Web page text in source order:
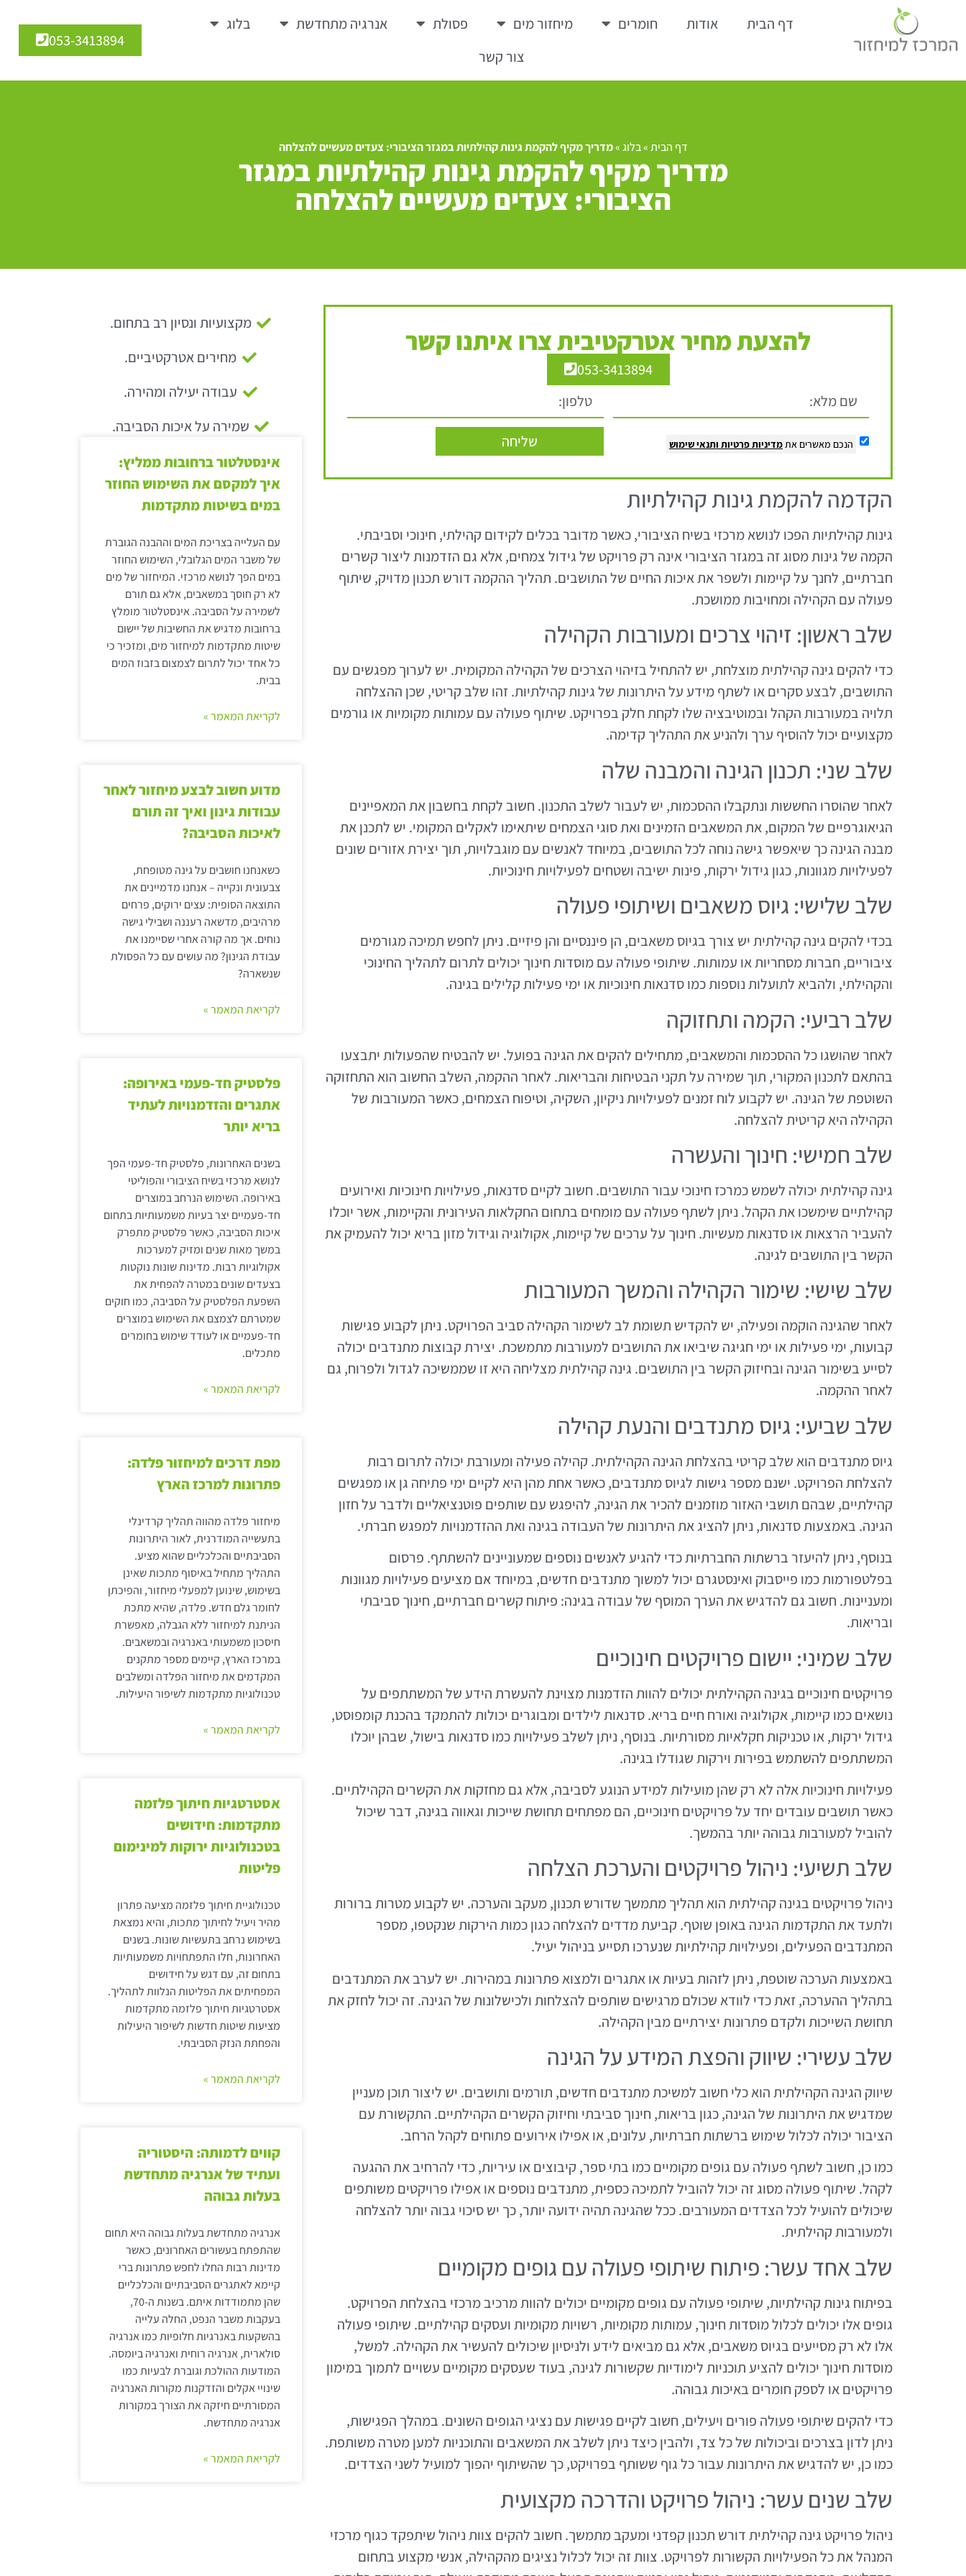
דף הבית אודות חומרים מיחזור מים פסולת אנרגיה מתחדשת
בלוג
צור קשר
053-3413894
דף הבית»בלוג»מדריך מקיף להקמת גינות קהילתיות במגזר הציבורי: צעדים מעשיים להצלחה
מדריך מקיף להקמת גינות קהילתיות במגזר
הציבורי: צעדים מעשיים להצלחה
להצעת מחיר אטרקטיבית צרו איתנו קשר
053-3413894
הנכם מאשרים אתמדיניות פרטיות ותנאי שימוש שליחה
הקדמה להקמת גינות קהילתיות
גינות קהילתיות הפכו לנושא מרכזי בשיח הציבורי, כאשר מדובר בכלים לקידום קהילתי, חינוכי וסביבתי.
הקמה של גינות מסוג זה במגזר הציבורי אינה רק פרויקט של גידול צמחים, אלא גם הזדמנות ליצור קשרים
חברתיים, לחנך על קיימות ולשפר את איכות החיים של התושבים. תהליך ההקמה דורש תכנון מדויק, שיתוף
פעולה עם הקהילה ומחויבות ממושכת.
שלב ראשון: זיהוי צרכים ומעורבות הקהילה
כדי להקים גינה קהילתית מוצלחת, יש להתחיל בזיהוי הצרכים של הקהילה המקומית. יש לערוך מפגשים עם
התושבים, לבצע סקרים או לשתף מידע על היתרונות של גינות קהילתיות. זהו שלב קריטי, שכן ההצלחה
תלויה במעורבות הקהל ובמוטיבציה שלו לקחת חלק בפרויקט. שיתוף פעולה עם עמותות מקומיות או גורמים
מקצועיים יכול להוסיף ערך ולהניע את התהליך קדימה.
שלב שני: תכנון הגינה והמבנה שלה
לאחר שהוסרו החששות ונתקבלו ההסכמות, יש לעבור לשלב התכנון. חשוב לקחת בחשבון את המאפיינים
הגיאוגרפיים של המקום, את המשאבים הזמינים ואת סוגי הצמחים שיתאימו לאקלים המקומי. יש לתכנן את
מבנה הגינה כך שיאפשר גישה נוחה לכל התושבים, במיוחד לאנשים עם מוגבלויות, תוך יצירת אזורים שונים
לפעילויות מגוונות, כגון גידול ירקות, פינות ישיבה ושטחים לפעילויות חינוכיות.
שלב שלישי: גיוס משאבים ושיתופי פעולה
בכדי להקים גינה קהילתית יש צורך בגיוס משאבים, הן פיננסיים והן פיזיים. ניתן לחפש תמיכה מגורמים
ציבוריים, חברות מסחריות או עמותות. שיתופי פעולה עם מוסדות חינוך יכולים לתרום לתהליך החינוכי
והקהילתי, ולהביא לתועלות נוספות כמו סדנאות חינוכיות או ימי פעילות קלילים בגינה.
שלב רביעי: הקמה ותחזוקה
לאחר שהושגו כל ההסכמות והמשאבים, מתחילים להקים את הגינה בפועל. יש להבטיח שהפעולות יתבצעו
בהתאם לתכנון המקורי, תוך שמירה על תקני הבטיחות והבריאות. לאחר ההקמה, השלב החשוב הוא התחזוקה
השוטפת של הגינה. יש לקבוע לוח זמנים לפעילויות ניקיון, השקיה, וטיפוח הצמחים, כאשר המעורבות של
הקהילה היא קריטית להצלחה.
שלב חמישי: חינוך והעשרה
גינה קהילתית יכולה לשמש כמרכז חינוכי עבור התושבים. חשוב לקיים סדנאות, פעילויות חינוכיות ואירועים
קהילתיים שימשכו את הקהל. ניתן לשתף פעולה עם מומחים בתחום החקלאות העירונית והקיימות, אשר יוכלו
להעביר הרצאות או סדנאות מעשיות. חינוך על ערכים של קיימות, אקולוגיה וגידול מזון בריא יכול להעמיק את
הקשר בין התושבים לגינה.
שלב שישי: שימור הקהילה והמשך המעורבות
לאחר שהגינה הוקמה ופעילה, יש להקדיש תשומת לב לשימור הקהילה סביב הפרויקט. ניתן לקבוע פגישות
קבועות, ימי פעילות או ימי חגיגה שיביאו את התושבים למעורבות מתמשכת. יצירת קבוצות מתנדבים יכולה
לסייע בשימור הגינה ובחיזוק הקשר בין התושבים. גינה קהילתית מצליחה היא זו שממשיכה לגדול ולפרוח, גם
לאחר ההקמה.
שלב שביעי: גיוס מתנדבים והנעת קהילה
גיוס מתנדבים הוא שלב קריטי בהצלחת הגינה הקהילתית. קהילה פעילה ומעורבת יכולה לתרום רבות
להצלחת הפרויקט. ישנם מספר גישות לגיוס מתנדבים, כאשר אחת מהן היא לקיים ימי פתיחה גן או מפגשים
קהילתיים, שבהם תושבי האזור מוזמנים להכיר את הגינה, להיפגש עם שותפים פוטנציאליים ולדבר על חזון
הגינה. באמצעות סדנאות, ניתן להציג את היתרונות של העבודה בגינה ואת ההזדמנויות למפגש חברתי.
בנוסף, ניתן להיעזר ברשתות החברתיות כדי להגיע לאנשים נוספים שמעוניינים להשתתף. פרסום
בפלטפורמות כמו פייסבוק ואינסטגרם יכול למשוך מתנדבים חדשים, במיוחד אם מציעים פעילויות מגוונות
ומעניינות. חשוב גם להדגיש את הערך המוסף של עבודה בגינה: פיתוח קשרים חברתיים, חינוך סביבתי
ובריאות.
שלב שמיני: יישום פרויקטים חינוכיים
פרויקטים חינוכיים בגינה הקהילתית יכולים להוות הזדמנות מצוינת להעשרת הידע של המשתתפים על
נושאים כמו קיימות, אקולוגיה ואורח חיים בריא. סדנאות לילדים ומבוגרים יכולות להתמקד בהכנת קומפוסט,
גידול ירקות, או טכניקות חקלאיות מסורתיות. בנוסף, ניתן לשלב פעילויות כמו סדנאות בישול, שבהן יוכלו
המשתתפים להשתמש בפירות וירקות שגודלו בגינה.
פעילויות חינוכיות אלה לא רק שהן מועילות למידע הנוגע לסביבה, אלא גם מחזקות את הקשרים הקהילתיים.
כאשר תושבים עובדים יחד על פרויקטים חינוכיים, הם מפתחים תחושת שייכות וגאווה בגינה, דבר שיכול
להוביל למעורבות גבוהה יותר בהמשך.
שלב תשיעי: ניהול פרויקטים והערכת הצלחה
ניהול פרויקטים בגינה קהילתית הוא תהליך מתמשך שדורש תכנון, מעקב והערכה. יש לקבוע מטרות ברורות
ולתעד את התקדמות הגינה באופן שוטף. קביעת מדדים להצלחה כגון כמות הירקות שנקטפו, מספר
המתנדבים הפעילים, ופעילויות קהילתיות שנערכו תסייע בניהול יעיל.
באמצעות הערכה שוטפת, ניתן לזהות בעיות או אתגרים ולמצוא פתרונות במהירות. יש לערב את המתנדבים
בתהליך ההערכה, זאת כדי לוודא שכולם מרגישים שותפים להצלחות ולכישלונות של הגינה. זה יכול לחזק את
תחושת השייכות ולקדם פתרונות יצירתיים מבין הקהילה.
שלב עשירי: שיווק והפצת המידע על הגינה
שיווק הגינה הקהילתית הוא כלי חשוב למשיכת מתנדבים חדשים, תורמים ותושבים. יש ליצור תוכן מעניין
שמדגיש את היתרונות של הגינה, כגון בריאות, חינוך סביבתי וחיזוק הקשרים הקהילתיים. התקשורת עם
הציבור יכולה לכלול שימוש ברשתות חברתיות, עלונים, או אפילו אירועים פתוחים לקהל הרחב.
כמו כן, חשוב לשתף פעולה עם גופים מקומיים כמו בתי ספר, קיבוצים או עיריות, כדי להרחיב את ההגעה
לקהל. שיתוף פעולה מסוג זה יכול להוביל לתמיכה כספית, מתנדבים נוספים או אפילו פרויקטים משותפים
שיכולים להועיל לכל הצדדים המעורבים. ככל שהגינה תהיה ידועה יותר, כך יש סיכוי גבוה יותר להצלחה
ולמעורבות קהילתית.
שלב אחד עשר: פיתוח שיתופי פעולה עם גופים מקומיים
בפיתוח גינות קהילתיות, שיתופי פעולה עם גופים מקומיים יכולים להוות מרכיב מרכזי בהצלחת הפרויקט.
גופים אלו יכולים לכלול מוסדות חינוך, עמותות מקומיות, רשויות מקומיות ועסקים קהילתיים. שיתופי פעולה
אלו לא רק מסייעים בגיוס משאבים, אלא גם מביאים לידע ולניסיון שיכולים להעשיר את הקהילה. למשל,
מוסדות חינוך יכולים להציע תוכניות לימודיות שקשורות לגינה, בעוד שעסקים מקומיים עשויים לתמוך במימון
פרויקטים או לספק חומרים באיכות גבוהה.
כדי להקים שיתופי פעולה פורים ויעילים, חשוב לקיים פגישות עם נציגי הגופים השונים. במהלך הפגישות,
ניתן לדון בצרכים וביכולות של כל צד, ולהבין כיצד ניתן לשלב את המשאבים והתוכניות למען מטרה משותפת.
כמו כן, יש להדגיש את היתרונות עבור כל גוף ששותף בפרויקט, כך שהשיתוף יהפוך למועיל לשני הצדדים.
שלב שנים עשר: ניהול פרויקט והדרכה מקצועית
ניהול פרויקט גינה קהילתית דורש תכנון קפדני ומעקב מתמשך. חשוב להקים צוות ניהול שיתפקד כגוף מרכזי
המנהל את כל הפעילויות הקשורות לפרויקט. צוות זה יכול לכלול נציגים מהקהילה, אנשי מקצוע בתחום
מקצועיות ונסיון רב בתחום.
מחירים אטרקטיביים.
עבודה יעילה ומהירה.
שמירה על איכות הסביבה.
אינסטלטור ברחובות ממליץ:
איך למקסם את השימוש החוזר
במים בשיטות מתקדמות
עם העלייה בצריכת המים וההבנה הגוברת
של משבר המים הגלובלי, השימוש החוזר
במים הפך לנושא מרכזי. המיחזור של מים
לא רק חוסך במשאבים, אלא גם תורם
לשמירה על הסביבה. אינסטלטור מומלץ
ברחובות מדגיש את החשיבות של יישום
שיטות מתקדמות למיחזור מים, ומזכיר כי
כל אחד יכול לתרום לצמצום בזבוז המים
בבית.
לקריאת המאמר »
מדוע חשוב לבצע מיחזור לאחר
עבודות גינון ואיך זה תורם
לאיכות הסביבה?
כשאנחנו חושבים על גינה מטופחת,
צבעונית ונקייה – אנחנו מדמיינים את
התוצאה הסופית: עצים ירוקים, פרחים
מרהיבים, מדשאה רעננה ושבילי גישה
נוחים. אך מה קורה אחרי שסיימנו את
עבודת הגינון? מה עושים עם כל הפסולת
שנשארה?
לקריאת המאמר »
פלסטיק חד-פעמי באירופה:
אתגרים והזדמנויות לעתיד
בריא יותר
בשנים האחרונות, פלסטיק חד-פעמי הפך
לנושא מרכזי בשיח הציבורי והפוליטי
באירופה. השימוש הנרחב במוצרים
חד-פעמיים יצר בעיות משמעותיות בתחום
איכות הסביבה, כאשר פלסטיק מתפרק
במשך מאות שנים ומזיק למערכות
אקולוגיות רבות. מדינות שונות נוקטות
בצעדים שונים במטרה להפחית את
השפעת הפלסטיק על הסביבה, כמו חוקים
שמטרתם לצמצם את השימוש במוצרים
חד-פעמיים או לעודד שימוש בחומרים
מתכלים.
לקריאת המאמר »
מפת דרכים למיחזור פלדה:
פתרונות למרכז הארץ
מיחזור פלדה מהווה תהליך קרדינלי
בתעשייה המודרנית, לאור היתרונות
הסביבתיים והכלכליים שהוא מציע.
התהליך מתחיל באיסוף מתכות שאינן
בשימוש, שינוען למפעלי מיחזור, והפיכתן
לחומר גלם חדש. פלדה, שהיא מתכת
הניתנת למיחזור ללא הגבלה, מאפשרת
חיסכון משמעותי באנרגיה ובמשאבים.
במרכז הארץ, קיימים מספר מתקנים
המקדמים את מיחזור הפלדה ומשלבים
טכנולוגיות מתקדמות לשיפור היעילות.
לקריאת המאמר »
אסטרטגיות חיתוך פלזמה
מתקדמות: חידושים
בטכנולוגיות ירוקות למינימום
פליטות
טכנולוגיית חיתוך פלזמה מציעה פתרון
מהיר ויעיל לחיתוך מתכות, והיא נמצאת
בשימוש נרחב בתעשיות שונות. בשנים
האחרונות, חלו התפתחויות משמעותיות
בתחום זה, עם דגש על חידושים
המפחיתים את הפליטות הנלוות לתהליך.
אסטרטגיות חיתוך פלזמה מתקדמות
מציעות שיטות חדשות לשיפור היעילות
והפחתת הנזק הסביבתי.
לקריאת המאמר »
קווים לדמותה: היסטוריה
ועתיד של אנרגיה מתחדשת
בעלות גבוהה
אנרגיה מתחדשת בעלות גבוהה היא תחום
שהתפתח בעשורים האחרונים, כאשר
מדינות רבות החלו לחפש פתרונות ברי
קיימא לאתגרים הסביבתיים והכלכליים
שהן מתמודדות איתם. בשנות ה-70,
בעקבות משבר הנפט, החלה עלייה
בהשקעות באנרגיות חלופיות כמו אנרגיה
סולארית, אנרגיה רוחית ואנרגיה ביומסה.
המודעות ההולכת וגוברת לבעיות כמו
שינויי אקלים והזדקנות מקורות האנרגיה
המסורתיים חיזקה את הצורך במקורות
אנרגיה מתחדשת.
לקריאת המאמר »